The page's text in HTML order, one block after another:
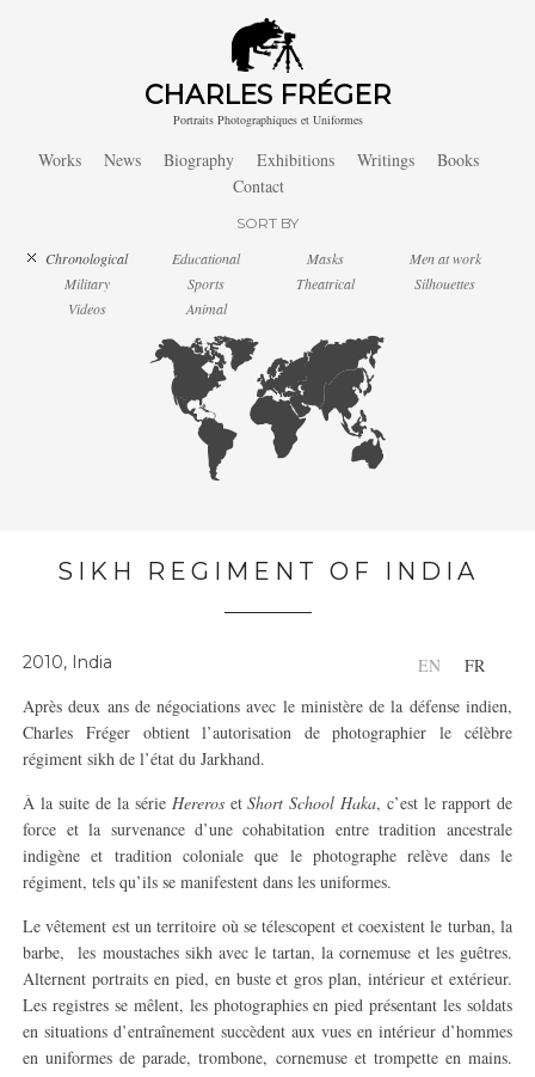
CHARLES FRÉGER
Portraits Photographiques et Uniformes
Works News Biography Exhibitions Writings
Books
Contact
SORT BY
Chronological Educational Masks
Men at work
Military
Sports Theatrical
Silhouettes
Videos
Animal
SIKH REGIMENT OF INDIA
EN FR
2010, India
Après deux ans de négociations avec le ministère de la défense indien,
Charles Fréger obtient l’autorisation de photographier le célèbre
régiment sikh de l’état du Jarkhand.
À la suite de la série Hereros etShort School Haka, c’est le rapport de
force et la survenance d’une cohabitation entre tradition ancestrale
indigène et tradition coloniale que le photographe relève dans le
régiment, tels qu’ils se manifestent dans les uniformes.
Le vêtement est un territoire où se télescopent et coexistent le turban, la
barbe, les moustaches sikh avec le tartan, la cornemuse et les guêtres.
Alternent portraits en pied, en buste et gros plan, intérieur et extérieur.
Les registres se mêlent, les photographies en pied présentant les soldats
en situations d’entraînement succèdent aux vues en intérieur d’hommes
en uniformes de parade, trombone, cornemuse et trompette en mains.